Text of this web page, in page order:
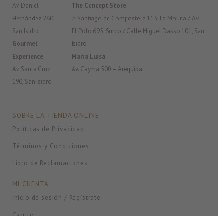
Av. Daniel
Hernández 260,
San Isidro
Gourmet
Experience
Av. Santa Cruz
190, San Isidro
The Concept Store
Jr. Santiago de Compostela 113, La Molina / Av.
El Polo 695, Surco / Calle Miguel Dasso 101, San
Isidro
Maria Luisa
Av. Cayma 500 – Arequipa
SOBRE LA TIENDA ONLINE
Políticas de Privacidad
Términos y Condiciones
Libro de Reclamaciones
MI CUENTA
Inicio de sesión / Regístrate